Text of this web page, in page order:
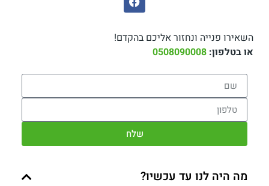
השאירו פנייה ונחזור אליכם בהקדם!
או בטלפון: 0508090008
שלח
מה היה לנו עד עכשיו?